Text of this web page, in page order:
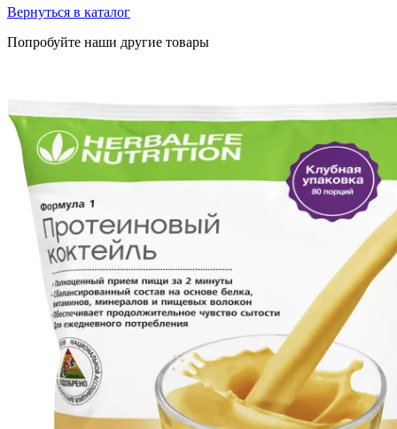
Вернуться в каталог
Попробуйте наши другие товары